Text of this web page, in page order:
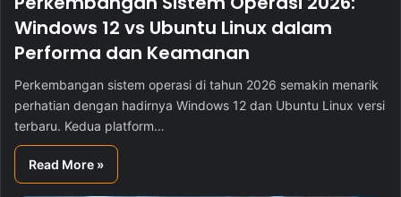
Windows 12 vs Ubuntu Linux dalam
Performa dan Keamanan
Perkembangan sistem operasi di tahun 2026 semakin menarik
perhatian dengan hadirnya Windows 12 dan Ubuntu Linux versi
terbaru. Kedua platform…
Read More »